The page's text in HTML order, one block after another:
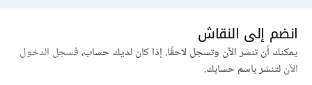
انضم إلى النقاش
يمكنك أن تنشر الآن وتسجل لاحقًا. إذا كان لديك حساب،فسجل الدخول
الآنلتنشر باسم حسابك.